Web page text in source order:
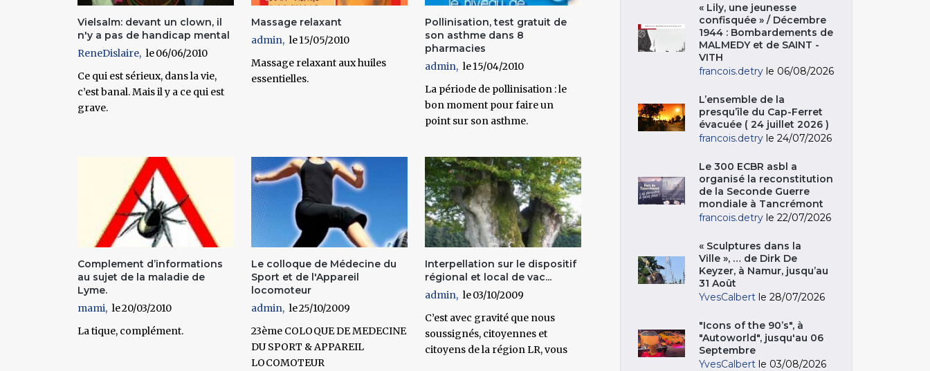
Vielsalm: devant un clown, il
n'y a pas de handicap mental
ReneDislaire
06/06/2010
Ce qui est sérieux, dans la vie,
c’est banal. Mais il y a ce qui est
grave.
Massage relaxant
admin
15/05/2010
Massage relaxant aux huiles
essentielles.
Pollinisation, test gratuit de
son asthme dans 8
pharmacies
admin
15/04/2010
La période de pollinisation : le
bon moment pour faire un
point sur son asthme.
Complement d’informations
au sujet de la maladie de
Lyme.
mami
20/03/2010
La tique, complément.
Le colloque de Médecine du
Sport et de l'Appareil
locomoteur
admin
25/10/2009
23ème COLOQUE DE MEDECINE
DU SPORT & APPAREIL
LOCOMOTEUR
Interpellation sur le dispositif
régional et local de vac...
admin
03/10/2009
C’est avec gravité que nous
soussignés, citoyennes et
citoyens de la région LR, vous
« Lily, une jeunesse
confisquée » / Décembre
1944 : Bombardements de
MALMEDY et de SAINT -
VITH
francois.detry le 06/08/2026
L’ensemble de la
presqu’île du Cap-Ferret
évacuée ( 24 juillet 2026 )
francois.detry le 24/07/2026
Le 300 ECBR asbl a
organisé la reconstitution
de la Seconde Guerre
mondiale à Tancrémont
francois.detry le 22/07/2026
« Sculptures dans la
Ville », … de Dirk De
Keyzer, à Namur, jusqu’au
31 Août
YvesCalbert le 28/07/2026
"Icons of the 90’s", à
"Autoworld", jusqu'au 06
Septembre
YvesCalbert le 03/08/2026